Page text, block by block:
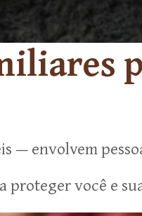
— envolvem
você e